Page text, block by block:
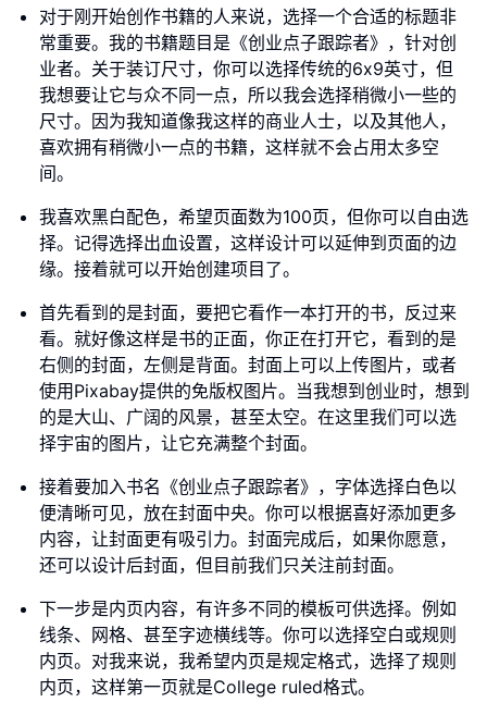
对于刚开始创作书籍的人来说，选择一个合适的标题非
常重要。我的书籍题目是《创业点子跟踪者》，针对创
业者。关于装订尺寸，你可以选择传统的6x9英寸，但
我想要让它与众不同一点，所以我会选择稍微小一些的
尺寸。因为我知道像我这样的商业人士，以及其他人，
喜欢拥有稍微小一点的书籍，这样就不会占用太多空
间。
我喜欢黑白配色，希望页面数为100页，但你可以自由选
择。记得选择出血设置，这样设计可以延伸到页面的边
缘。接着就可以开始创建项目了。
首先看到的是封面，要把它看作一本打开的书，反过来
看。就好像这样是书的正面，你正在打开它，看到的是
右侧的封面，左侧是背面。封面上可以上传图片，或者
使用Pixabay提供的免版权图片。当我想到创业时，想到
的是大山、广阔的风景，甚至太空。在这里我们可以选
择宇宙的图片，让它充满整个封面。
接着要加入书名《创业点子跟踪者》，字体选择白色以
便清晰可见，放在封面中央。你可以根据喜好添加更多
内容，让封面更有吸引力。封面完成后，如果你愿意，
还可以设计后封面，但目前我们只关注前封面。
下一步是内页内容，有许多不同的模板可供选择。例如
线条、网格、甚至字迹横线等。你可以选择空白或规则
内页。对我来说，我希望内页是规定格式，选择了规则
内页，这样第一页就是College ruled格式。